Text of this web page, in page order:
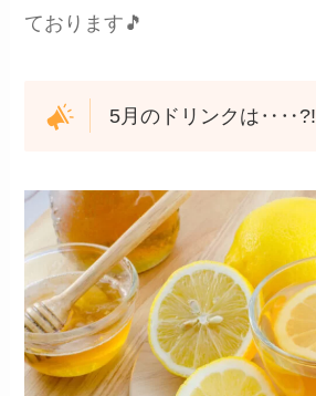
ております🎵
5月のドリンクは‥‥?!